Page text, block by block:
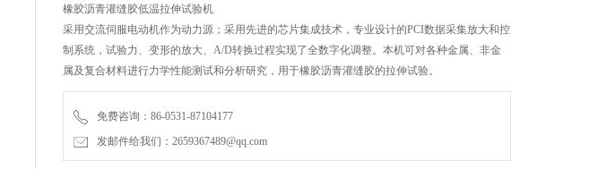
橡胶沥青灌缝胶低温拉伸试验机
采用交流伺服电动机作为动力源；采用先进的芯片集成技术，专业设计的PCI数据采集放大和控
制系统，试验力、变形的放大、A/D转换过程实现了全数字化调整。本机可对各种金属、非金
属及复合材料进行力学性能测试和分析研究，用于橡胶沥青灌缝胶的拉伸试验。
免费咨询：86-0531-87104177
发邮件给我们：2659367489@qq.com